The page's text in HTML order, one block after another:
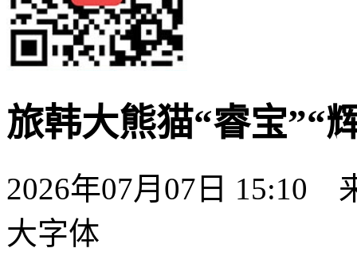
旅韩大熊猫“睿宝”“
2026年07月07日 15:10
大字体